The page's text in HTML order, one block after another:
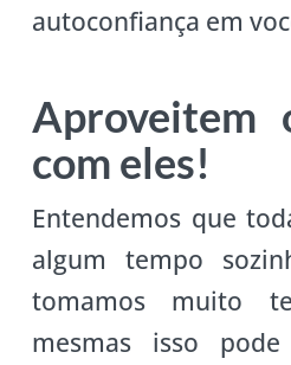
autoconfiança em
Aproveitem
com eles!
Entendemos que
algum tempo
tomamos muito
mesmas isso